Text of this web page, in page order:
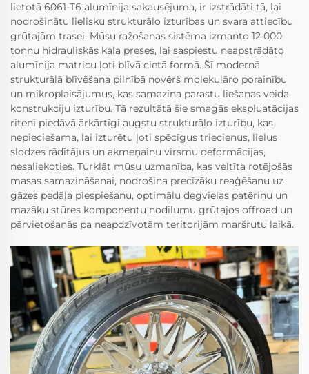
lietotā 6061-T6 alumīnija sakausējuma, ir izstrādāti tā, lai
nodrošinātu lielisku strukturālo izturības un svara attiecību
grūtajām trasei. Mūsu ražošanas sistēma izmanto 12 000
tonnu hidrauliskās kala preses, lai saspiestu neapstrādāto
alumīnija matricu ļoti blīvā cietā formā. Šī modernā
strukturālā blīvēšana pilnībā novērš molekulāro porainību
un mikroplaisājumus, kas samazina parastu liešanas veida
konstrukciju izturību. Tā rezultātā šie smagās ekspluatācijas
riteņi piedāvā ārkārtīgi augstu strukturālo izturību, kas
nepieciešama, lai izturētu ļoti spēcīgus triecienus, lielus
slodzes rādītājus un akmeņainu virsmu deformācijas,
nesaliekoties. Turklāt mūsu uzmanība, kas veltīta rotējošās
masas samazināšanai, nodrošina precīzāku reaģēšanu uz
gāzes pedāļa piespiešanu, optimālu degvielas patēriņu un
mazāku stūres komponentu nodilumu grūtajos offroad un
pārvietošanās pa neapdzīvotām teritorijām maršrutu laikā.